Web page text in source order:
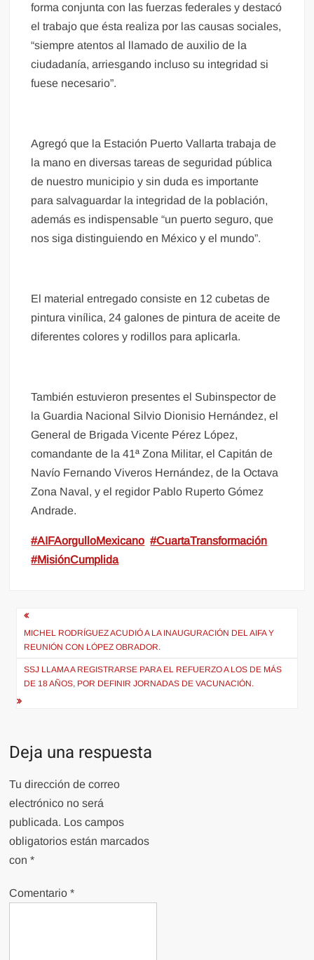
forma conjunta con las fuerzas federales y destacó
el trabajo que ésta realiza por las causas sociales,
“siempre atentos al llamado de auxilio de la
ciudadanía, arriesgando incluso su integridad si
fuese necesario”.
Agregó que la Estación Puerto Vallarta trabaja de
la mano en diversas tareas de seguridad pública
de nuestro municipio y sin duda es importante
para salvaguardar la integridad de la población,
además es indispensable “un puerto seguro, que
nos siga distinguiendo en México y el mundo”.
El material entregado consiste en 12 cubetas de
pintura vinílica, 24 galones de pintura de aceite de
diferentes colores y rodillos para aplicarla.
También estuvieron presentes el Subinspector de
la Guardia Nacional Silvio Dionisio Hernández, el
General de Brigada Vicente Pérez López,
comandante de la 41ª Zona Militar, el Capitán de
Navío Fernando Viveros Hernández, de la Octava
Zona Naval, y el regidor Pablo Ruperto Gómez
Andrade.
#AIFAorgulloMexicano #CuartaTransformación
#MisiónCumplida
Navegación
de
entradas
MICHEL RODRÍGUEZ ACUDIÓ A LA INAUGURACIÓN DEL AIFA Y
REUNIÓN CON LÓPEZ OBRADOR.
SSJ LLAMA A REGISTRARSE PARA EL REFUERZO A LOS DE MÁS
DE 18 AÑOS, POR DEFINIR JORNADAS DE VACUNACIÓN.
Deja una respuesta
Tu dirección de correo
electrónico no será
publicada. Los campos
obligatorios están marcados
con*
Comentario*